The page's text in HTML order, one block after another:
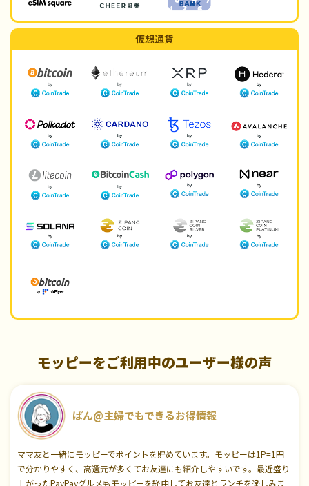
仮想通貨
モッピーをご利用中のユーザー様の声
ぱん@主婦でもできるお得情報
ママ友と一緒にモッピーでポイントを貯めています。モッピーは1P=1円
で分かりやすく、高還元が多くてお友達にも紹介しやすいです。最近盛り
上がったPayPayグルメもモッピーを経由してお友達とランチを楽しみま